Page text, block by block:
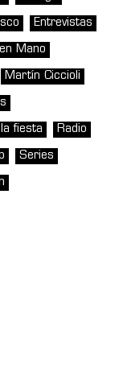
Entrevistas
Mano
Martín Ciccioli
fiesta Radio
Series